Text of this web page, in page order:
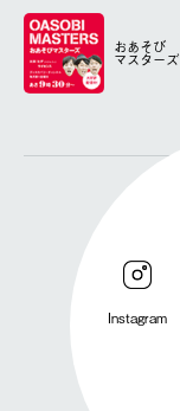
おあそび
マスターズ
Instagram